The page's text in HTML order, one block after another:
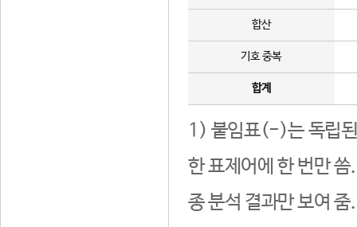
합산
기호 중복
합계
1) 붙임표(-)는 독립된
한 표제어에 한 번만
종 분석 결과만 보여